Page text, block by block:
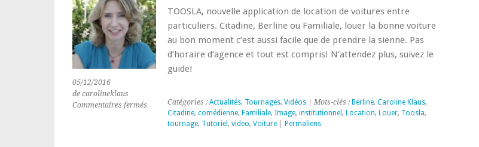
05/12/2016
de carolineklaus
Commentaires ferméssur
Tournage
Application
TOOSLA, nouvelle application de location de voitures entre
particuliers. Citadine, Berline ou Familiale, louer la bonne voiture
au bon moment c’est aussi facile que de prendre la sienne. Pas
d’horaire d’agence et tout est compris! N’attendez plus, suivez le
guide!
Catégories : Actualités, Tournages, Vidéos| Mots-clés : Berline, Caroline Klaus,
Citadine, comédienne, Familiale, Image, institutionnel , Location, Louer, Toosla,
tournage, Tutoriel , video, Voiture| Permaliens